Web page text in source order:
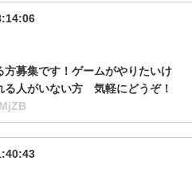
方募集です！ゲームがやりたいけ
る人がいない方 気軽にどうぞ！